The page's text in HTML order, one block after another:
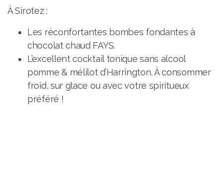
À Sirotez :
Les réconfortantes bombes fondantes à
chocolat chaud FAYS.
L’excellent cocktail tonique sans alcool
pomme & mélilot d’Harrington. À consommer
froid, sur glace ou avec votre spiritueux
préféré !